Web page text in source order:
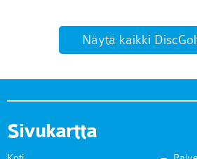
Näytä kaikki
Sivukartta